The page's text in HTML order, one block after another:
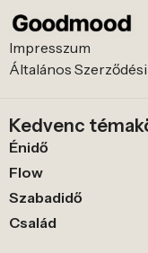
Impresszum
Általános
Kedvenc
Énidő
Flow
Szabadidő
Család